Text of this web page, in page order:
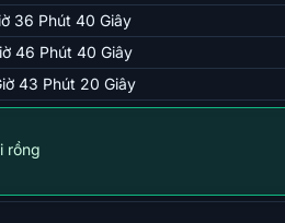
36 Phút 40 Giây
46 Phút 40 Giây
43 Phút 20 Giây
rồng